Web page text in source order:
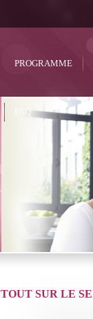
PROGRAMME
FAQ
TOUT SUR LE